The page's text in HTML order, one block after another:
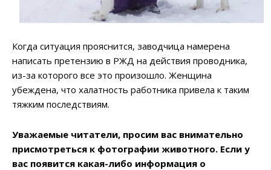
Когда ситуация прояснится, заводчица намерена
написать претензию в РЖД на действия проводника,
из-за которого все это произошло. Женщина
убеждена, что халатность работника привела к таким
тяжким последствиям.
Уважаемые читатели, просим вас внимательно
присмотреться к фотографии животного. Если у
вас появится какая-либо информация о